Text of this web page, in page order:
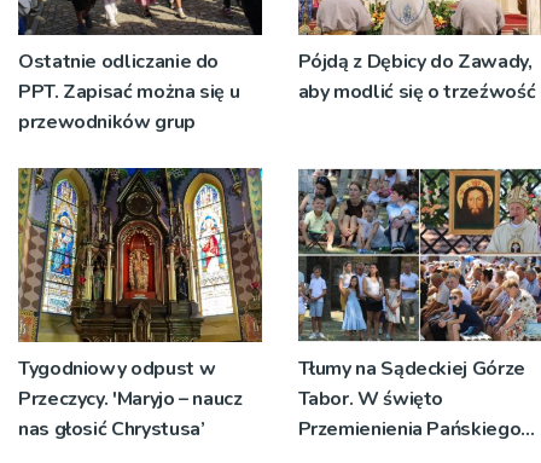
Ostatnie odliczanie do
PPT. Zapisać można się u
przewodników grup
Pójdą z Dębicy do Zawady,
aby modlić się o trzeźwość
Tygodniowy odpust w
Przeczycy. 'Maryjo – naucz
nas głosić Chrystusa’
Tłumy na Sądeckiej Górze
Tabor. W święto
Przemienienia Pańskiego